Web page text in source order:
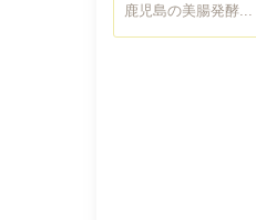
鹿児島の美腸発酵...